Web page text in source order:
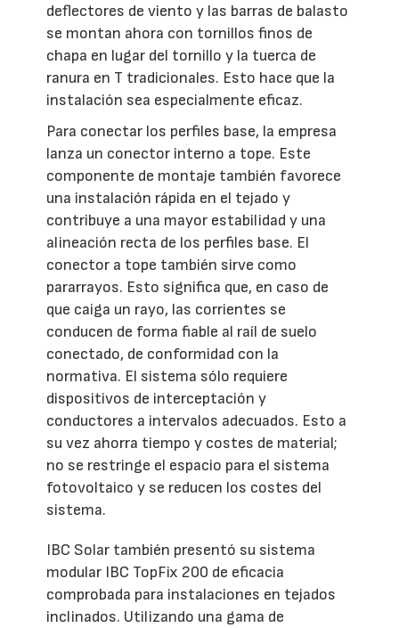
deflectores de viento y las barras de balasto
se montan ahora con tornillos finos de
chapa en lugar del tornillo y la tuerca de
ranura en T tradicionales. Esto hace que la
instalación sea especialmente eficaz.
Para conectar los perfiles base, la empresa
lanza un conector interno a tope. Este
componente de montaje también favorece
una instalación rápida en el tejado y
contribuye a una mayor estabilidad y una
alineación recta de los perfiles base. El
conector a tope también sirve como
pararrayos. Esto significa que, en caso de
que caiga un rayo, las corrientes se
conducen de forma fiable al raíl de suelo
conectado, de conformidad con la
normativa. El sistema sólo requiere
dispositivos de interceptación y
conductores a intervalos adecuados. Esto a
su vez ahorra tiempo y costes de material;
no se restringe el espacio para el sistema
fotovoltaico y se reducen los costes del
sistema.
IBC Solar también presentó su sistema
modular IBC TopFix 200 de eficacia
comprobada para instalaciones en tejados
inclinados. Utilizando una gama de